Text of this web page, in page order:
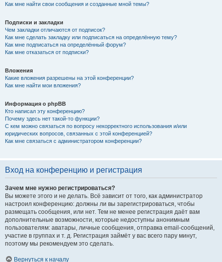
Как мне найти свои сообщения и созданные мной темы?
Подписки и закладки
Чем закладки отличаются от подписок?
Как мне сделать закладку или подписаться на определённую тему?
Как мне подписаться на определённый форум?
Как мне отказаться от подписки?
Вложения
Какие вложения разрешены на этой конференции?
Как мне найти мои вложения?
Информация о phpBB
Кто написал эту конференцию?
Почему здесь нет такой-то функции?
С кем можно связаться по вопросу некорректного использования и/или
юридических вопросов, связанных с этой конференцией?
Как мне связаться с администратором конференции?
Вход на конференцию и регистрация
Зачем мне нужно регистрироваться?
Вы можете этого и не делать. Всё зависит от того, как администратор
настроил конференцию: должны ли вы зарегистрироваться, чтобы
размещать сообщения, или нет. Тем не менее регистрация даёт вам
дополнительные возможности, которые недоступны анонимным
пользователям: аватары, личные сообщения, отправка email-сообщений,
участие в группах и т. д. Регистрация займёт у вас всего пару минут,
поэтому мы рекомендуем это сделать.
Вернуться к началу